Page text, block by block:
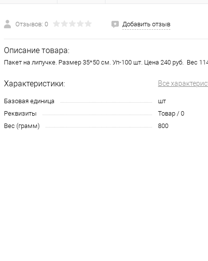
Отзывов: 0 Добавить отзыв
Описание товара:
Пакет на липучке. Размер 35*50 см. Уп-100 шт. Цена 240 руб. Вес
Характеристики: Все
Базовая единица
шт
Реквизиты
Товар / 0
Вес (грамм)
800